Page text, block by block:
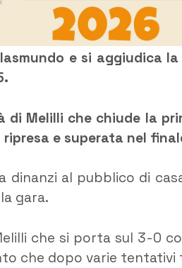
e si aggiudica
di Melilli che chiude la
e superata nel
dinanzi al pubblico di
gara.
che si porta sul 3-0
che dopo varie